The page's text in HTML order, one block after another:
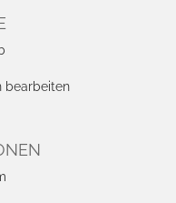
bearbeiten